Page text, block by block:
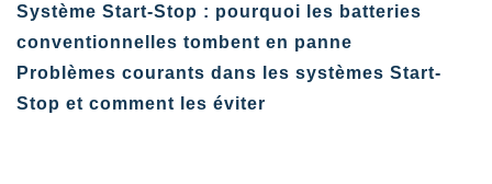
Système Start-Stop : pourquoi les batteries
conventionnelles tombent en panne
Problèmes courants dans les systèmes Start-
Stop et comment les éviter